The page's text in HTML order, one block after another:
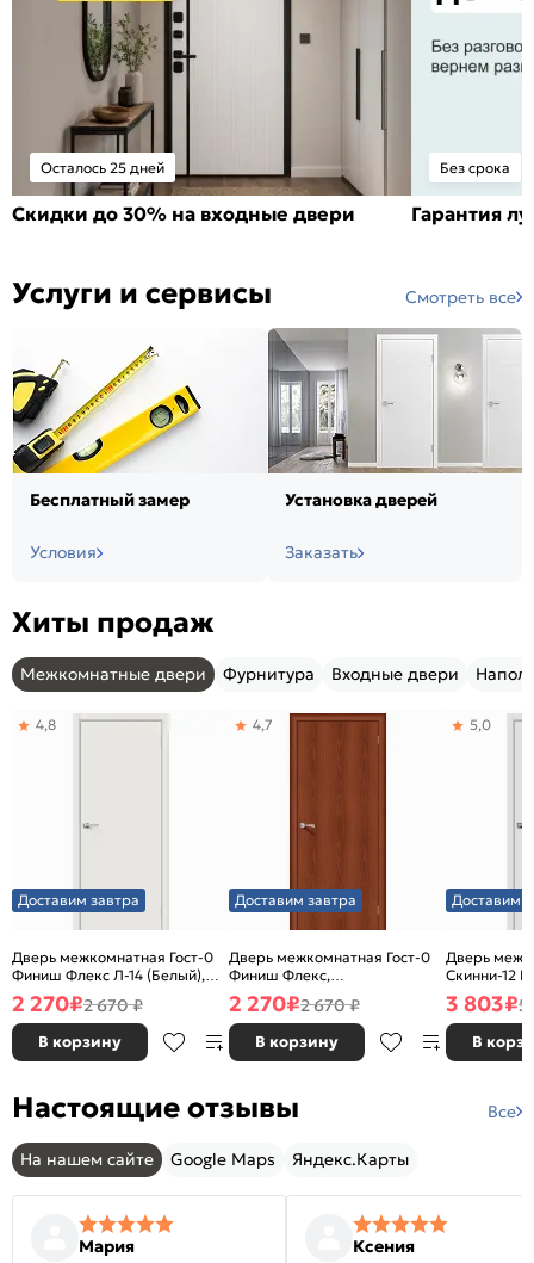
Осталось 25 дней
Скидки до 30% на входные двери
Без срока
Гарантия
Услуги и сервисы Смотреть все
Бесплатный замер
Условия
Установка дверей
Заказать
Хиты продаж
Межкомнатные двери Фурнитура Входные двери
Доставим завтра
Дверь межкомнатная Гост-0
Финиш Флекс Л-14 (Белый),
глухая, каркасно-щитовая
4,8
2 270₽2 670 ₽
В корзину
Доставим завтра
Дверь межкомнатная Гост-0
Финиш Флекс,
Ламинированные Л-11
(ИталОрех), глухая, каркасно-
щитовая
4,7
2 270₽2 670 ₽
В корзину
Доставим
Дверь
Скинни-12
глухая,
5,0
3 803₽5
В
Настоящие отзывы Все
На нашем сайте Google Maps Яндекс.Карты
Мария Ксения